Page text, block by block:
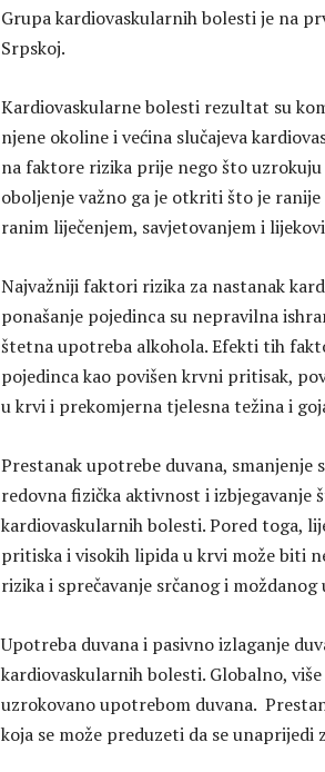
Grupa kardiovaskularnih bolesti je na
Srpskoj.
Kardiovaskularne bolesti rezultat su
njene okoline i većina slučajeva
na faktore rizika prije nego što
oboljenje važno ga je otkriti što je
ranim liječenjem, savjetovanjem i
Najvažniji faktori rizika za nastanak
ponašanje pojedinca su nepravilna
štetna upotreba alkohola. Efekti tih
pojedinca kao povišen krvni pritisak,
u krvi i prekomjerna tjelesna težina i
Prestanak upotrebe duvana, smanjenje
redovna fizička aktivnost i
kardiovaskularnih bolesti. Pored toga,
pritiska i visokih lipida u krvi može biti
rizika i sprečavanje srčanog i moždanog
Upotreba duvana i pasivno izlaganje
kardiovaskularnih bolesti. Globalno,
uzrokovano upotrebom duvana.
koja se može preduzeti da se unaprijedi